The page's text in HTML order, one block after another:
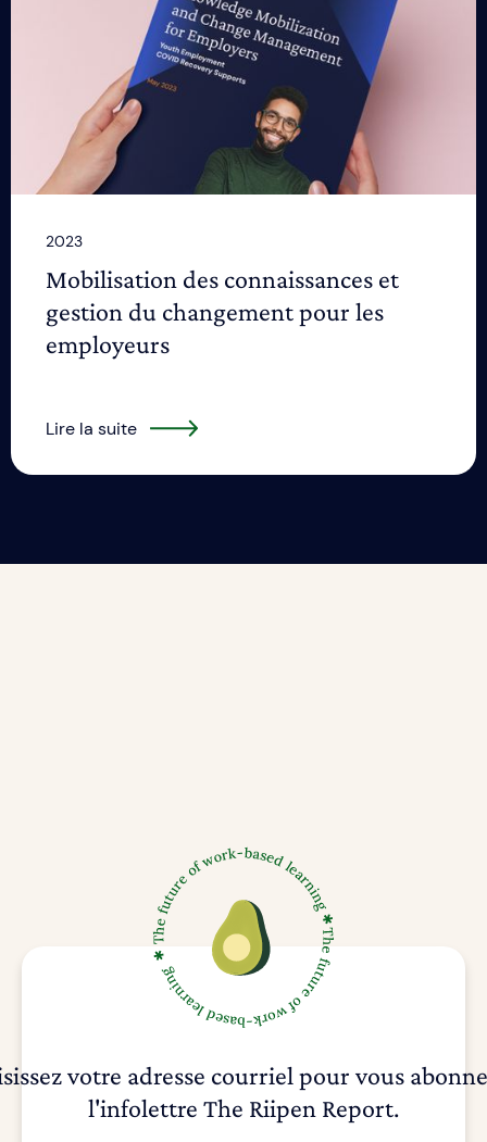
2023
Mobilisation des connaissances et
gestion du changement pour les
employeurs
Lire la suite
votre adresse courriel pour vous
l'infolettre The Riipen Report.